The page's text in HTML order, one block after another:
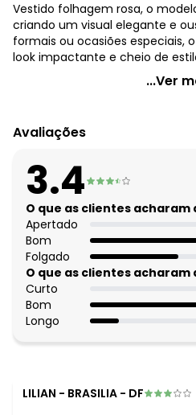
Vestido folhagem rosa, o
criando um visual elegante e
formais ou ocasiões especiais,
look impactante e cheio de
Quintess - Vestido Folhagem
Código do produto: 3801730
Modelagem: Solta
Comprimento da manga: 7/8
Comprimento: Longuete
Material: Tecido de Alfaiataria
Estação: Ano Inteiro
Situação de Uso: Casual
Composição Material: 97%
Histórico de preços
O preço apresentado abaixo é
algum dia do mês, para o
agosto/2026
maio/2026
...Ver
Avaliações
3.4
O que as clientes acharam
Apertado
Bom
Folgado
O que as clientes
Curto
Bom
Longo
LILIAN - BRASILIA - DF